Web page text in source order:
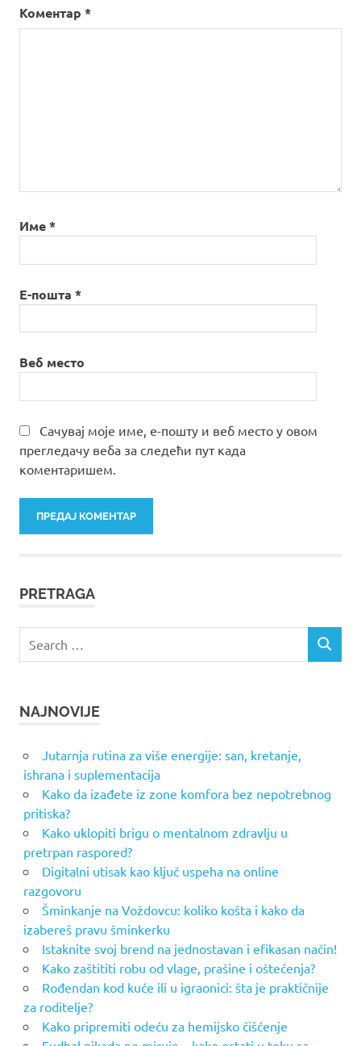
Коментар *
Име*
Е-пошта *
Веб место
Сачувај моје име, е-пошту и веб место у овом
прегледачу веба за следећи пут када
коментаришем.
PRETRAGA
for:
SEARCH
NAJNOVIJE
Jutarnja rutina za više energije: san, kretanje,
ishrana i suplementacija
Kako da izađete iz zone komfora bez nepotrebnog
pritiska?
Kako uklopiti brigu o mentalnom zdravlju u
pretrpan raspored?
Digitalni utisak kao ključ uspeha na online
razgovoru
Šminkanje na Voždovcu: koliko košta i kako da
izabereš pravu šminkerku
Istaknite svoj brend na jednostavan i efikasan način!
Kako zaštititi robu od vlage, prašine i oštećenja?
Rođendan kod kuće ili u igraonici: šta je praktičnije
za roditelje?
Kako pripremiti odeću za hemijsko čišćenje